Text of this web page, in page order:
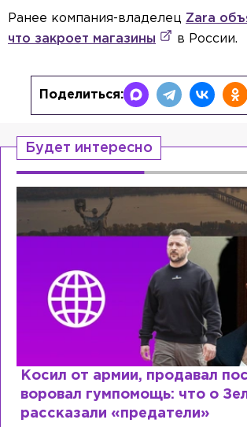
Ранее компания-владелец Zara
что закроет магазины
в России.
Поделиться:
Будет интересно
Рыдает из-за мужа, но опять
Лазаревым: как Лера
сходит с ума